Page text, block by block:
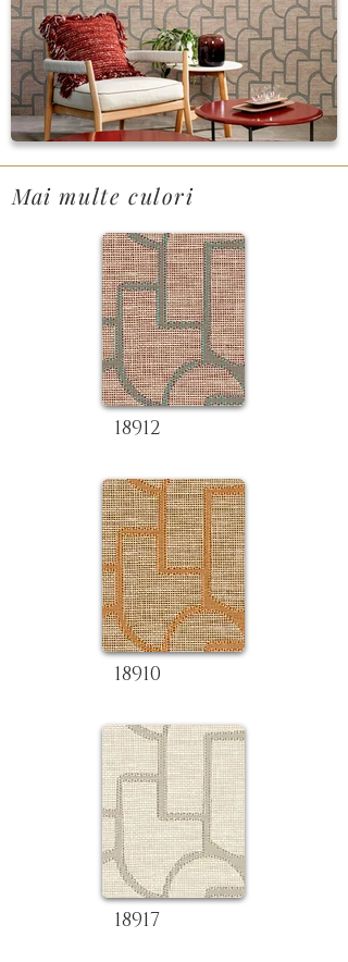
Mai multe culori
18912
18910
18917